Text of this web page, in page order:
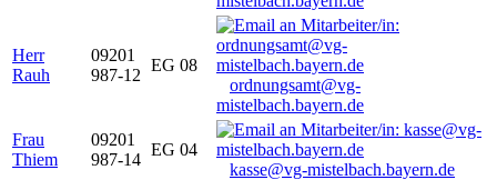
Herr
Rauh
09201
987-12
EG 08
ordnungsamt@vg-
mistelbach.bayern.de
Frau
Thiem
09201
987-14
EG 04
kasse@vg-mistelbach.bayern.de